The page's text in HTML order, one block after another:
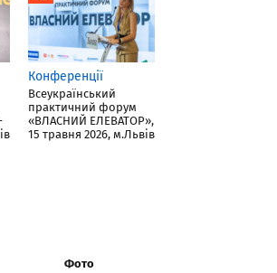
Конференції
Всеукраїнський
практичний форум
«ВЛАСНИЙ ЕЛЕВАТОР»,
15 травня 2026, м.Львів
Фото